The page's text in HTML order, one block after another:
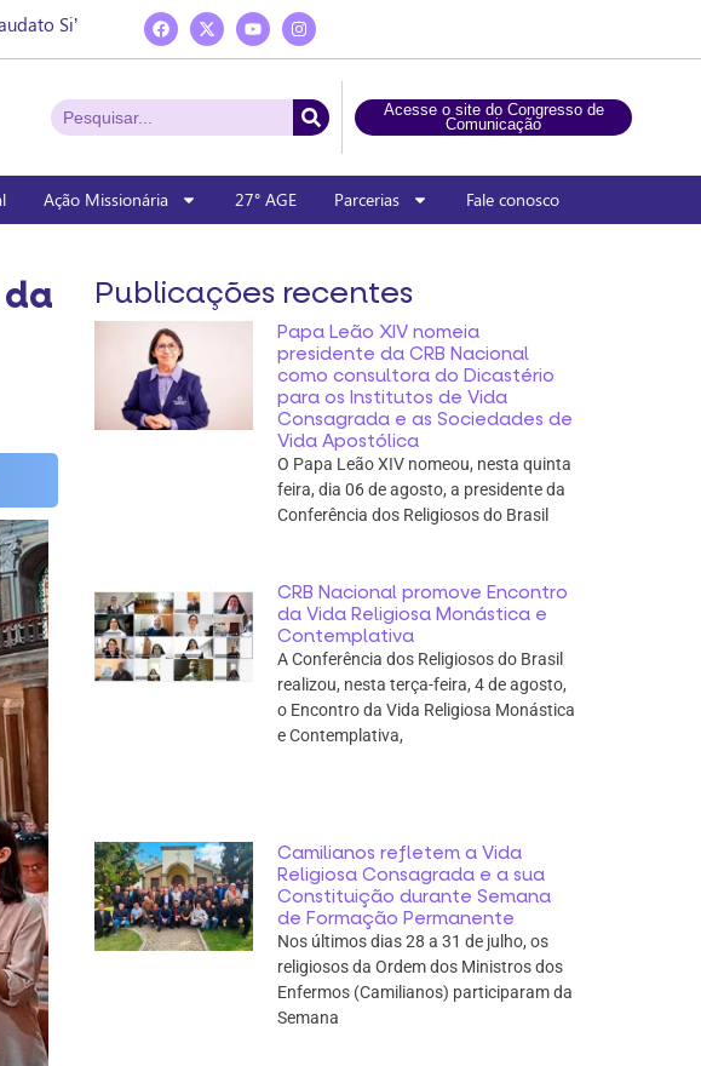
Si’
Acesse o site do Congresso de
Comunicação
Ação Missionária 27° AGE Parcerias Fale conosco
Publicações recentes
Papa Leão XIV nomeia
presidente da CRB Nacional
como consultora do Dicastério
para os Institutos de Vida
Consagrada e as Sociedades de
Vida Apostólica
O Papa Leão XIV nomeou, nesta quinta
feira, dia 06 de agosto, a presidente da
Conferência dos Religiosos do Brasil
CRB Nacional promove Encontro
da Vida Religiosa Monástica e
Contemplativa
A Conferência dos Religiosos do Brasil
realizou, nesta terça-feira, 4 de agosto,
o Encontro da Vida Religiosa Monástica
e Contemplativa,
Camilianos refletem a Vida
Religiosa Consagrada e a sua
Constituição durante Semana
de Formação Permanente
Nos últimos dias 28 a 31 de julho, os
religiosos da Ordem dos Ministros dos
Enfermos (Camilianos) participaram da
Semana